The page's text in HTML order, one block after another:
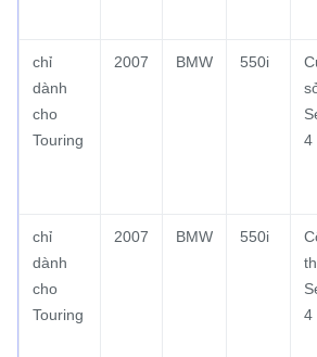
chỉ
dành
cho
Touring
2007 BMW 550i
4
chỉ
dành
cho
Touring
2007 BMW 550i
4